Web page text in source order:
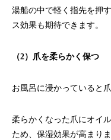
湯船の中で軽く指先を押
ス効果も期待できます。
（2）爪を柔らかく保つ
お風呂に浸かっていると
柔らかくなった爪にオイ
ため、保湿効果が高まりま